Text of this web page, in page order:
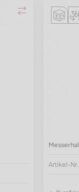
Artikel-